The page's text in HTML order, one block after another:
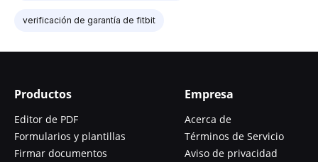
verificación de garantía de fitbit
Productos
Editor de PDF
Formularios y plantillas
Firmar documentos
Empresa
Acerca de
Términos de Servicio
Aviso de privacidad